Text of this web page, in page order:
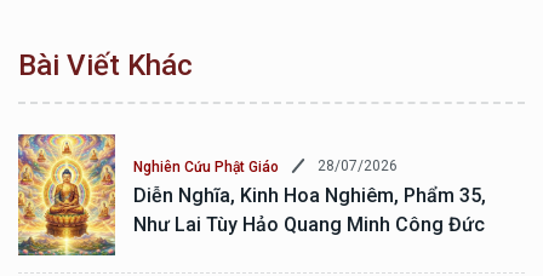
Bài Viết Khác
Nghiên Cứu Phật Giáo 28/07/2026
Diễn Nghĩa, Kinh Hoa Nghiêm, Phẩm 35,
Như Lai Tùy Hảo Quang Minh Công Đức